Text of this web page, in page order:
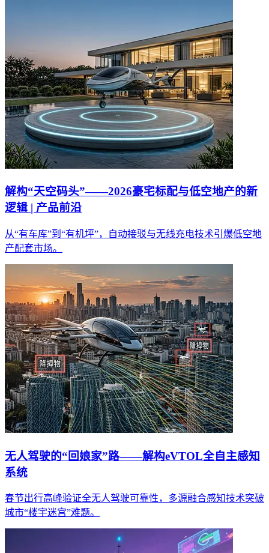
解构“天空码头”——2026豪宅标配与低空地产的新
逻辑 | 产品前沿
从“有车库”到“有机坪”，自动接驳与无线充电技术引爆低空地
产配套市场。
无人驾驶的“回娘家”路——解构eVTOL全自主感知
系统
春节出行高峰验证全无人驾驶可靠性，多源融合感知技术突破
城市“楼宇迷宫”难题。